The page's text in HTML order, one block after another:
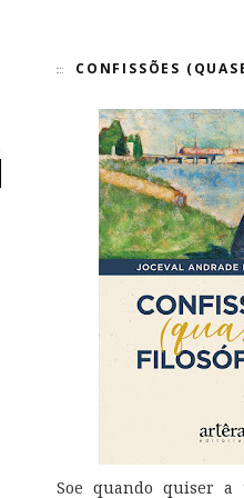
CONFISSÕES
Soe quando quiser a